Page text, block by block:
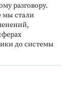
разговору.
мы стали
до системы